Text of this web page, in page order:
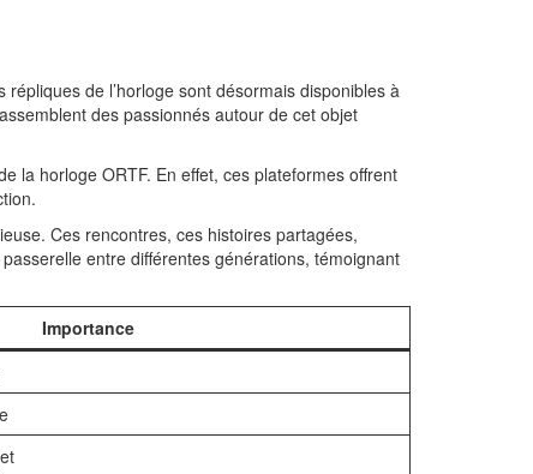
de l’horloge sont désormais disponibles à
des passionnés autour de cet objet
la horloge ORTF. En effet, ces plateformes offrent
Ces rencontres, ces histoires partagées,
entre différentes générations, témoignant
Importance